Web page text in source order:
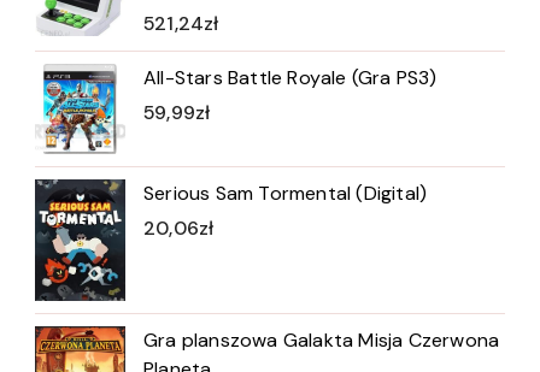
521,24zł
All-Stars Battle Royale (Gra PS3)
59,99zł
Serious Sam Tormental (Digital)
20,06zł
Gra planszowa Galakta Misja Czerwona